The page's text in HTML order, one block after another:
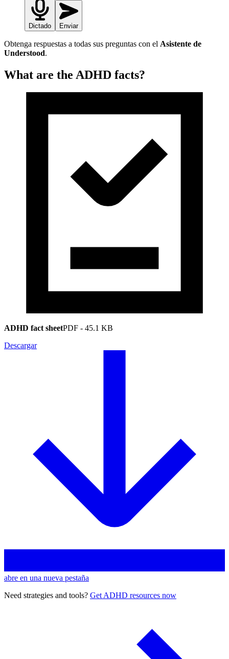
Dictado Enviar
Obtenga respuestas a todas sus preguntas con el Asistente de
Understood.
What are the ADHD facts?
ADHD fact sheetPDF - 45.1 KB
Descargar
abre en una nueva pestaña
Need strategies and tools? Get ADHD resources now